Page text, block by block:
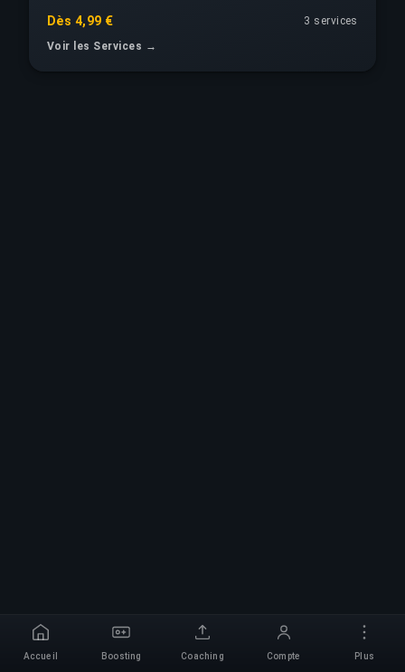
Dès 4,99 €
3 services
Voir les Services →
Accueil Boosting Coaching Compte Plus